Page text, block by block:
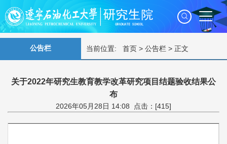
公告栏 当前位置: 首页 > 公告栏 > 正文
关于2022年研究生教育教学改革研究项目结题验收结果公
布
2026年05月28日 14:08 点击：[415]